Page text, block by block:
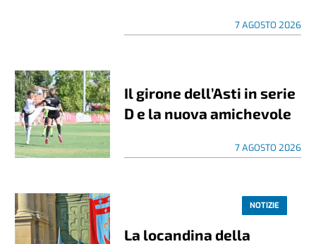
7 AGOSTO 2026
Il girone dell’Asti in serie
D e la nuova amichevole
7 AGOSTO 2026
NOTIZIE
La locandina della